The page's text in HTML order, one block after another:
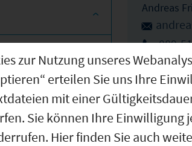
Andreas
089-
zur Nutzung unseres
erteilen Sie uns Ihre
mit einer
Sie können Ihre Einwilligung
Hier finden Sie auch